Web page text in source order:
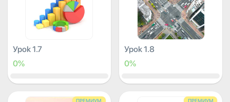
Урок 1.7
0%
Урок 1.8
0%
ПРЕМИУМ ПРЕМИУМ